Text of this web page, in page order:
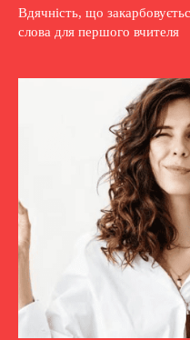
Вдячність, що
слова для першого вчителя